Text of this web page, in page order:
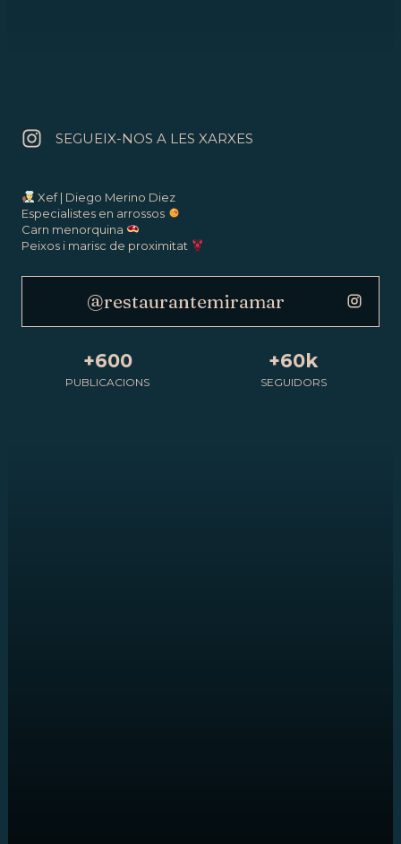
SEGUEIX-NOS A LES XARXES
Xef | Diego Merino Diez
Especialistes en arrossos
Carn menorquina
Peixos i marisc de proximitat
@restaurantemiramar
+600
PUBLICACIONS
+60k
SEGUIDORS